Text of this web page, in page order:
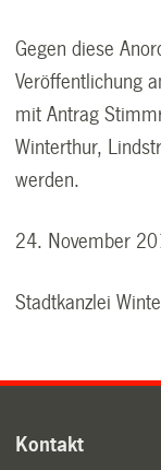
Gegen diese
Veröffentlichung
mit Antrag
Winterthur,
werden.
24. November
Stadtkanzlei
Kontakt